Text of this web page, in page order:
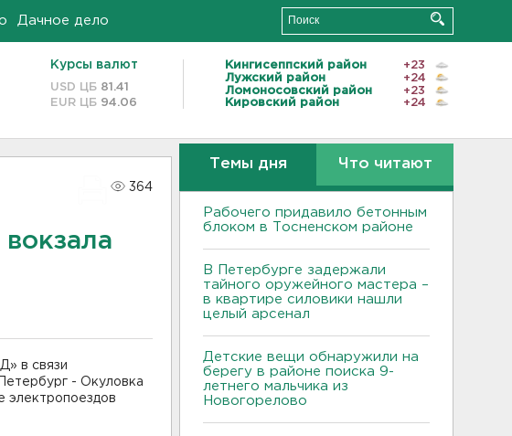
Дачное дело
Курсы валют
USD ЦБ 81.41
EUR ЦБ 94.06
Кингисеппский район
+23
Лужский район
+24
Ломоносовский район
+23
Кировский район
+24
364
в связи
- Окуловка
электропоездов
Темы дня Что читают
Рабочего придавило бетонным
блоком в Тосненском районе
В Петербурге задержали
тайного оружейного мастера –
в квартире силовики нашли
целый арсенал
Детские вещи обнаружили на
берегу в районе поиска 9-
летнего мальчика из
Новогорелово